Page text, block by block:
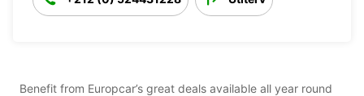
Benefit from Europcar’s great deals available all year round